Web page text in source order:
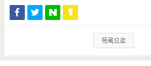
목록으로